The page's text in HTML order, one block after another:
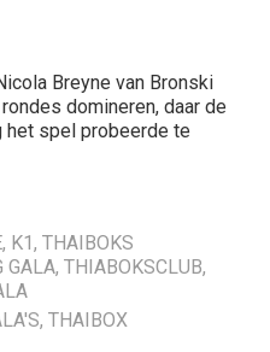
Breyne van Bronski
domineren, daar de
het spel probeerde te
, K1 , THAIBOKS
GALA, THIABOKSCLUB,
, THAIBOX